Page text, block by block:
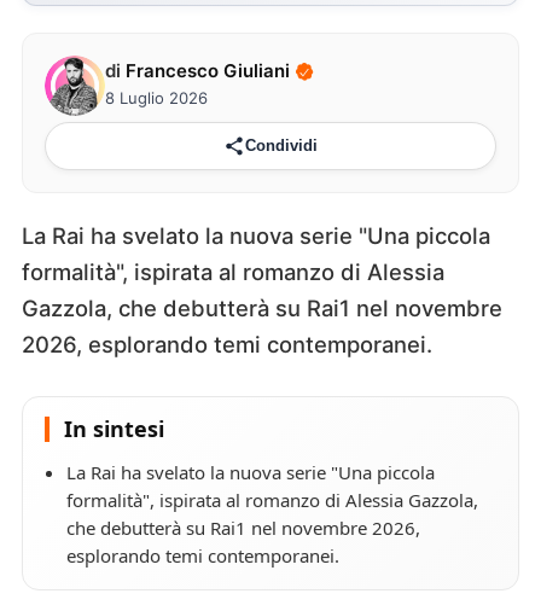
di Francesco Giuliani
8 Luglio 2026
Condividi
La Rai ha svelato la nuova serie "Una piccola
formalità", ispirata al romanzo di Alessia
Gazzola, che debutterà su Rai1 nel novembre
2026, esplorando temi contemporanei.
In sintesi
La Rai ha svelato la nuova serie "Una piccola
formalità", ispirata al romanzo di Alessia Gazzola,
che debutterà su Rai1 nel novembre 2026,
esplorando temi contemporanei.